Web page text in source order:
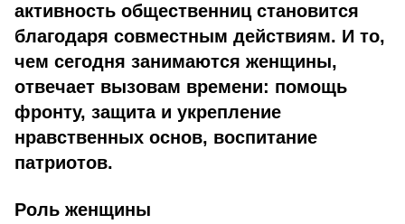
активность общественниц становится
благодаря совместным действиям. И то,
чем сегодня занимаются женщины,
отвечает вызовам времени: помощь
фронту, защита и укрепление
нравственных основ, воспитание
патриотов.
Роль женщины